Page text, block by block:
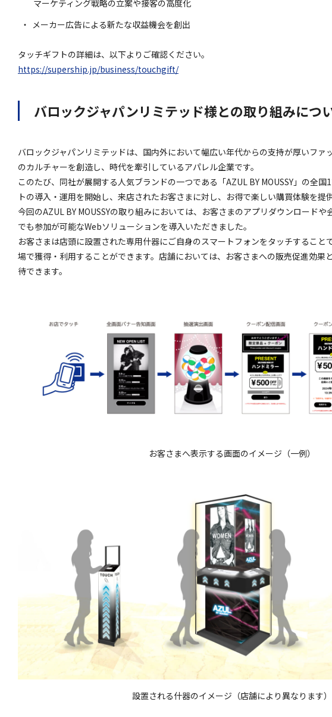
マーケティング戦略の立案や接客の高度化
メーカー広告による新たな収益機会を創出
タッチギフトの詳細は、以下よりご確認ください。
https://supership.jp/business/touchgift/
バロックジャパンリミテッド様との取り組みにつ
バロックジャパンリミテッドは、国内外において幅広い年代からの支持が厚いファ
のカルチャーを創造し、時代を牽引しているアパレル企業です。
このたび、同社が展開する人気ブランドの一つである「AZUL BY MOUSSY」の全
トの導入・運用を開始し、来店されたお客さまに対し、お得で楽しい購買体験を提供
今回のAZUL BY MOUSSYの取り組みにおいては、お客さまのアプリダウンロード
でも参加が可能なWebソリューションを導入いただきました。
お客さまは店頭に設置された専用什器にご自身のスマートフォンをタッチすること
場で獲得・利用することができます。店舗においては、お客さまへの販売促進効果
待できます。
お客さまへ表示する画面のイメージ（一例）
設置される什器のイメージ（店舗により異なります）